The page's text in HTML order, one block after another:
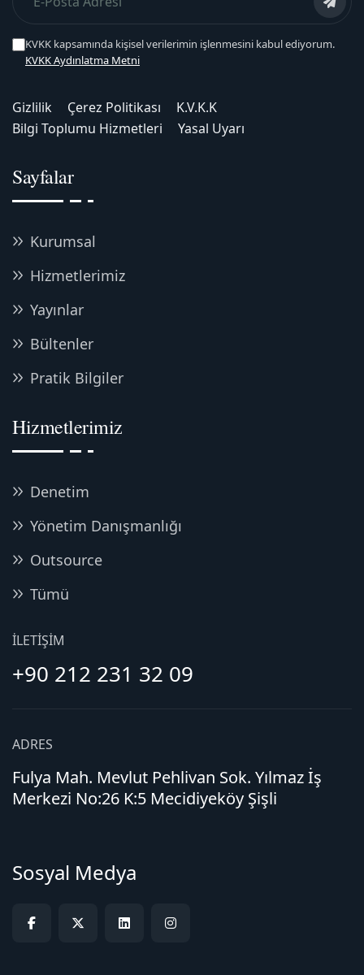
KVKK kapsamında kişisel verilerimin işlenmesini kabul ediyorum.
KVKK Aydınlatma Metni
Gizlilik Çerez Politikası
K.V.K.K
Bilgi Toplumu Hizmetleri
Yasal Uyarı
Sayfalar
Kurumsal
Hizmetlerimiz
Yayınlar
Bültenler
Pratik Bilgiler
Hizmetlerimiz
Denetim
Yönetim Danışmanlığı
Outsource
Tümü
İLETIŞIM
+90 212 231 32 09
ADRES
Fulya Mah. Mevlut Pehlivan Sok. Yılmaz İş
Merkezi No:26 K:5 Mecidiyeköy Şişli
Sosyal Medya